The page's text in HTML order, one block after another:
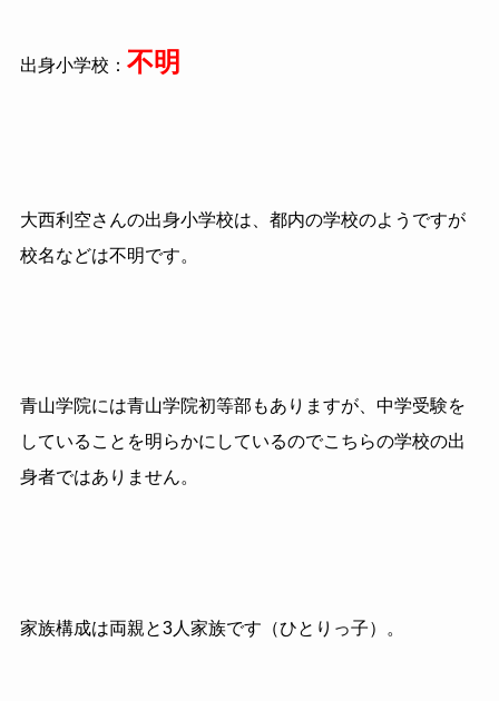
出身小学校： 不明
大西利空さんの出身小学校は、都内の学校のようですが
校名などは不明です。
青山学院には青山学院初等部もありますが、中学受験を
していることを明らかにしているのでこちらの学校の出
身者ではありません。
家族構成は両親と3人家族です（ひとりっ子）。